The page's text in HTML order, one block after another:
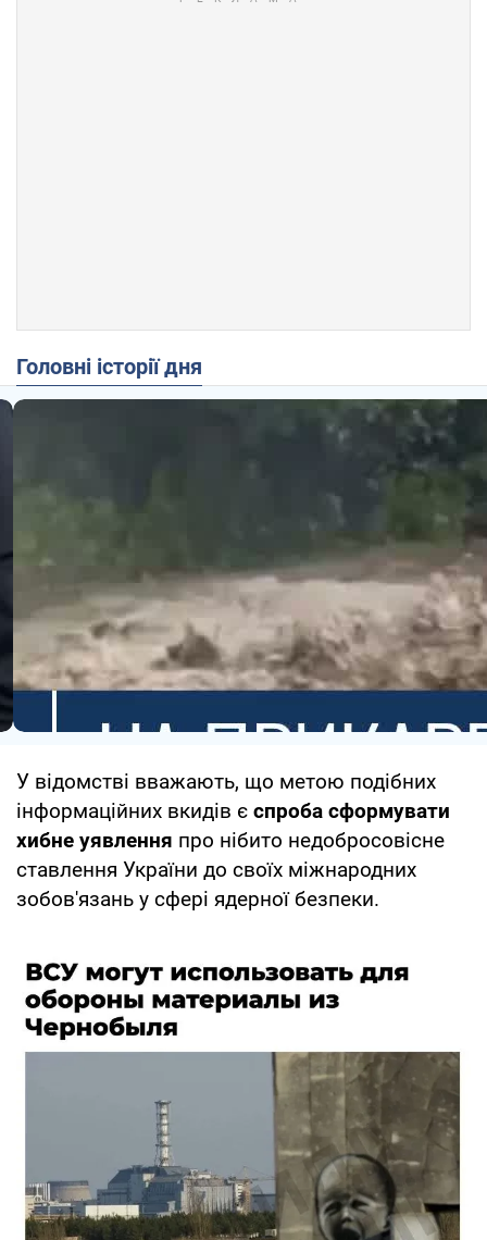
Головні історії дня
У відомстві вважають, що метою подібних
інформаційних вкидів є спроба сформувати
хибне уявлення про нібито недобросовісне
ставлення України до своїх міжнародних
зобов'язань у сфері ядерної безпеки.